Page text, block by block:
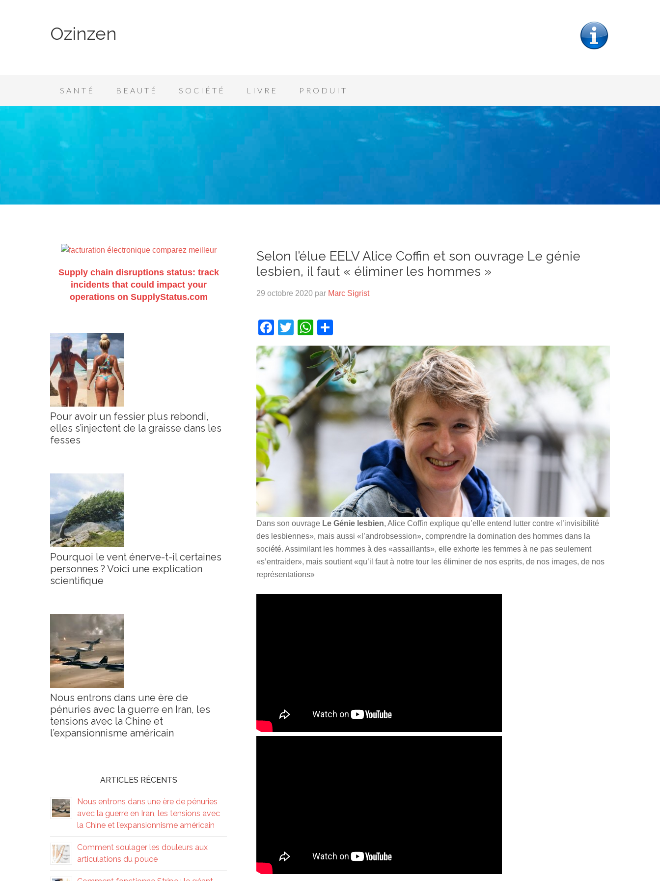
Ozinzen
SANTÉ BEAUTÉ SOCIÉTÉ LIVRE PRODUIT
Selon l’élue EELV Alice Coffin et son ouvrage Le génie
lesbien, il faut « éliminer les hommes »
29 octobre 2020 par Marc Sigrist
Facebook
TwitterWhatsApp
Dans son ouvrage Le Génie lesbien, Alice Coffin explique qu’elle entend lutter contre «l’invisibilité
des lesbiennes», mais aussi «l’androbsession», comprendre la domination des hommes dans la
société. Assimilant les hommes à des «assaillants», elle exhorte les femmes à ne pas seulement
«s’entraider», mais soutient «qu’il faut à notre tour les éliminer de nos esprits, de nos images, de nos
représentations»
Supply chain disruptions status: track
incidents that could impact your
operations on SupplyStatus.com
Pour avoir un fessier plus rebondi,
elles s’injectent de la graisse dans les
fesses
Pourquoi le vent énerve-t-il certaines
personnes ? Voici une explication
scientifique
Nous entrons dans une ère de
pénuries avec la guerre en Iran, les
tensions avec la Chine et
l’expansionnisme américain
ARTICLES RÉCENTS
Nous entrons dans une ère de pénuries
avec la guerre en Iran, les tensions avec
la Chine et l’expansionnisme américain
Comment soulager les douleurs aux
articulations du pouce